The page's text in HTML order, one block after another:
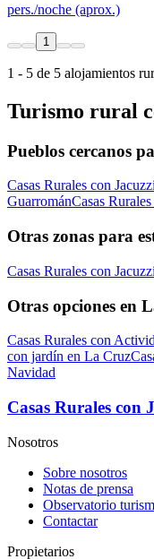
pers./noche (aprox.)
1
1 - 5 de 5 alojamientos
Turismo rural
Pueblos cercanos
Casas Rurales con
GuarrománCasas
Otras zonas para
Casas Rurales con
Otras opciones en
Casas Rurales con
con jardín en La Cruz
Navidad
Casas Rurales con
Nosotros
Sobre nosotros
Notas de prensa
Observatorio
Contactar
Propietarios